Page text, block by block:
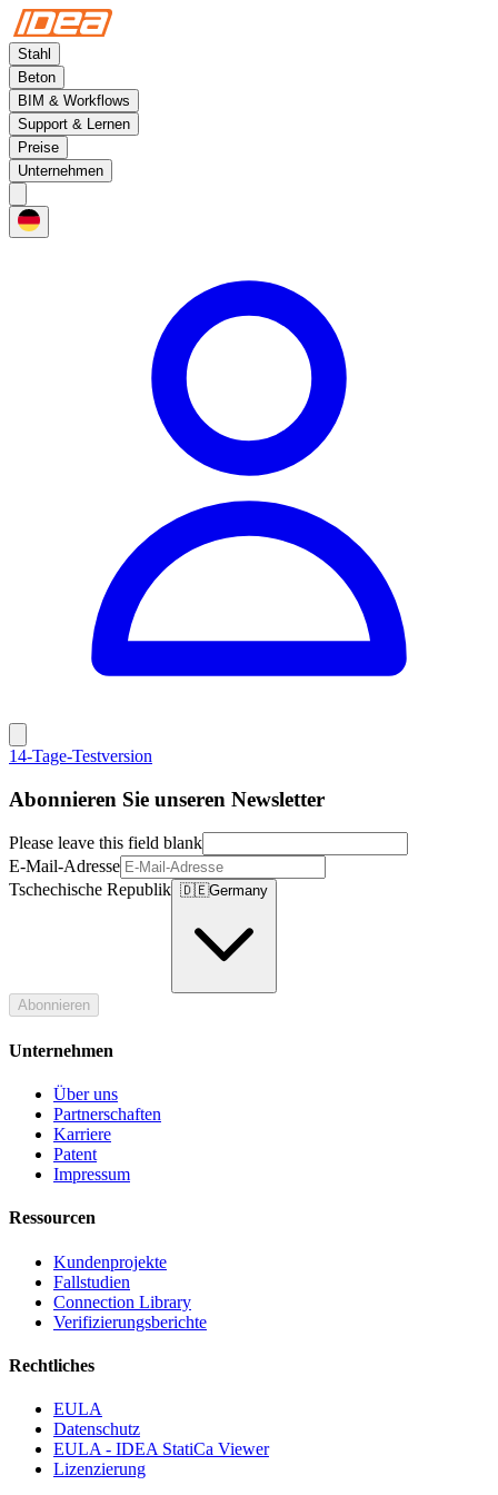
Stahl
Beton
BIM & Workflows
Support & Lernen
Preise
Unternehmen
14-Tage-Testversion
Abonnieren Sie unseren Newsletter
Please leave this field blank
E-Mail-Adresse
Tschechische Republik 🇩🇪Germany
Abonnieren
Unternehmen
Über uns
Partnerschaften
Karriere
Patent
Impressum
Ressourcen
Kundenprojekte
Fallstudien
Connection Library
Verifizierungsberichte
Rechtliches
EULA
Datenschutz
EULA - IDEA StatiCa Viewer
Lizenzierung